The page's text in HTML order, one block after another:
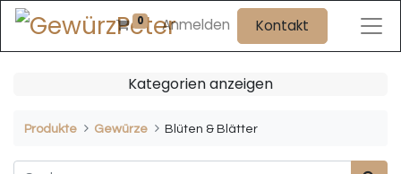
0 Anmelden Kontakt
Kategorien anzeigen
Produkte Gewürze Blüten & Blätter